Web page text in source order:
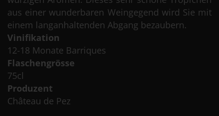
aus einer wunderbaren Weingegend wird Sie mit
einem langanhaltenden Abgang bezaubern.
Vinifikation
12-18 Monate Barriques
Flaschengrösse
75cl
Produzent
Château de Pez